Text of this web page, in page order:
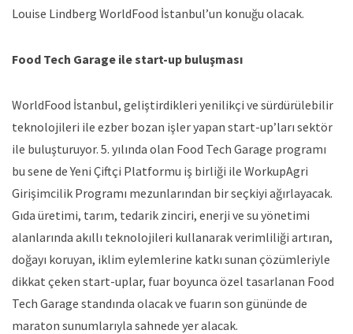
Louise Lindberg WorldFood İstanbul’un konuğu olacak.
Food Tech Garage ile start-up buluşması
WorldFood İstanbul, geliştirdikleri yenilikçi ve sürdürülebilir
teknolojileri ile ezber bozan işler yapan start-up’ları sektör
ile buluşturuyor. 5. yılında olan Food Tech Garage programı
bu sene de Yeni Çiftçi Platformu iş birliği ile WorkupAgri
Girişimcilik Programı mezunlarından bir seçkiyi ağırlayacak.
Gıda üretimi, tarım, tedarik zinciri, enerji ve su yönetimi
alanlarında akıllı teknolojileri kullanarak verimliliği artıran,
doğayı koruyan, iklim eylemlerine katkı sunan çözümleriyle
dikkat çeken start-uplar, fuar boyunca özel tasarlanan Food
Tech Garage standında olacak ve fuarın son gününde de
maraton sunumlarıyla sahnede yer alacak.